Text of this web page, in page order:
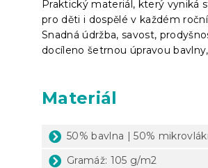
Praktický materiál, který vyniká
pro děti i dospělé v každém
Snadná údržba, savost,
docíleno šetrnou úpravou
Materiál
50% bavlna | 50%
Gramáž: 105 g/m2